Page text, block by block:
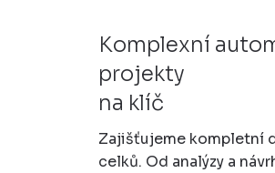
Komplexní
projekty
na klíč
Zajišťujeme kompletní
celků. Od analýzy a